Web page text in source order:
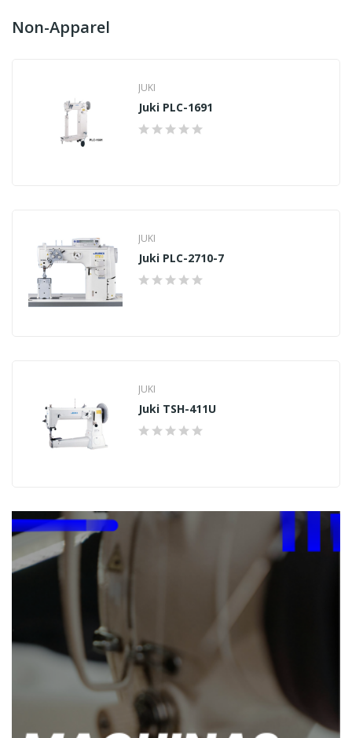
Non-Apparel
JUKI
Juki PLC-1691
JUKI
Juki PLC-2710-7
JUKI
Juki TSH-411U